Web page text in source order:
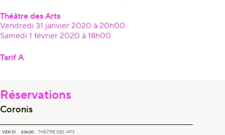
Théâtre des Arts
Vendredi 31 janvier 2020 à 20h00
Samedi 1 février 2020 à 18h00
Tarif A
Réservations
Coronis
VEN 31 20h00
CORONIS THÉÂTRE DES ARTS